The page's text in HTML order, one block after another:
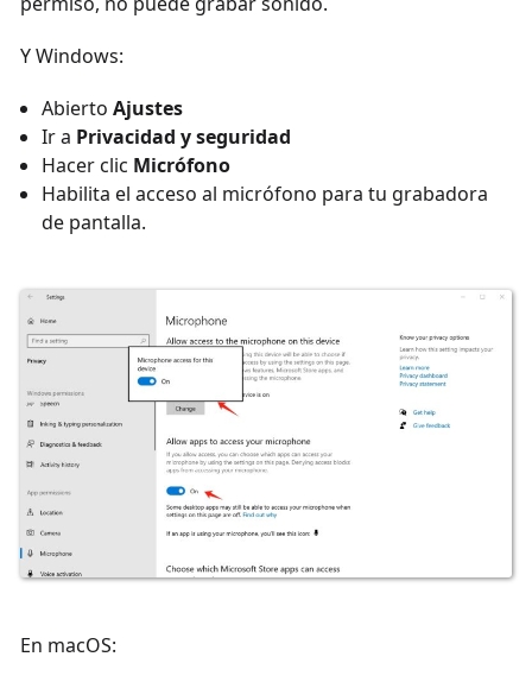
Y Windows:
Abierto Ajustes
Ir a Privacidad y seguridad
Hacer clic Micrófono
Habilita el acceso al micrófono para tu grabadora
de pantalla.
En macOS: